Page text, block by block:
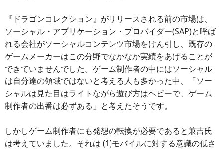
『ドラゴンコレクション』がリリースされる前の市場は、
ソーシャル・アプリケーション・プロバイダー(SAP)と呼ば
れる会社がソーシャルコンテンツ市場をけん引し、既存の
ゲームメーカーはこの分野でなかなか実績をあげることが
できていませんでした。ゲーム制作者の中にはソーシャル
は自分達の領域ではないと考える人も多かった中、「ソー
シャルは見た目はライトながら遊び方はヘビーで、ゲーム
制作者の出番は必ずある」と考えたそうです。
しかしゲーム制作者にも発想の転換が必要であると兼吉氏
は考えていました。それは (1)モバイルに対する意識の低さ